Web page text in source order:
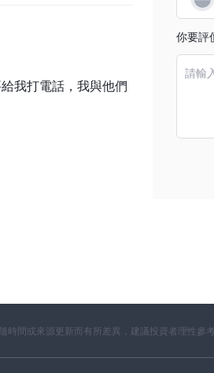
(Deutsche Börse)、倫
和納斯達克股票市場
(Spy)。他們還提供
和 S&P 500 相關的
的未來價格出售特定資
我打電話，我與他們
你要評
請輸
間或來源更新而有所差異，建議投資者理性參考